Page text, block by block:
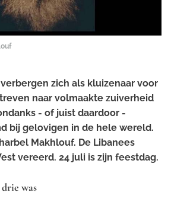
zich als kluizenaar voor
naar volmaakte zuiverheid
- of juist daardoor -
bij gelovigen in de hele wereld.
Makhlouf. De Libanees
vereerd. 24 juli is zijn feestdag.
was